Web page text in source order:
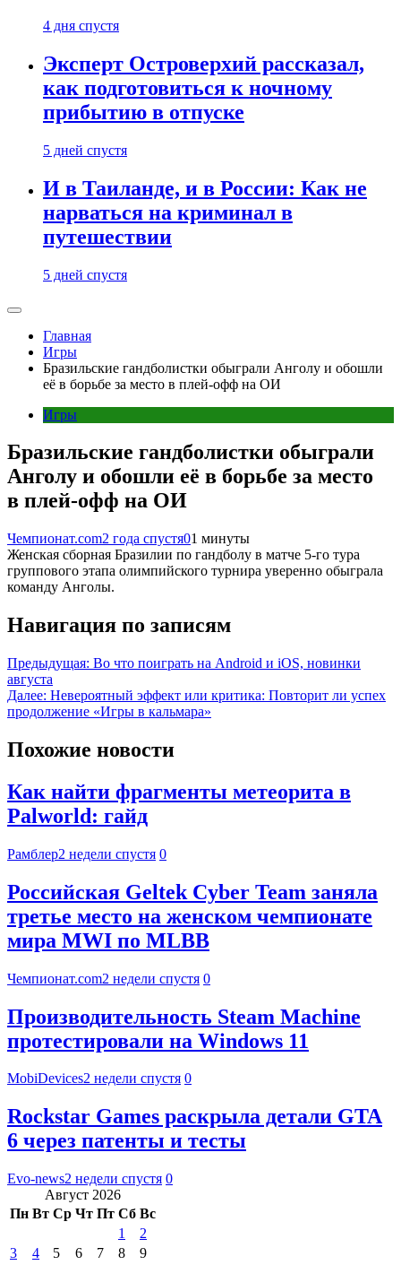
4 дня спустя
Эксперт Островерхий рассказал,
как подготовиться к ночному
прибытию в отпуске
5 дней спустя
И в Таиланде, и в России: Как не
нарваться на криминал в
путешествии
5 дней спустя
Главная
Игры
Бразильские гандболистки обыграли Анголу и обошли
её в борьбе за место в плей-офф на ОИ
Игры
Бразильские гандболистки обыграли
Анголу и обошли её в борьбе за место
в плей-офф на ОИ
Чемпионат.com2 года спустя01 минуты
Женская сборная Бразилии по гандболу в матче 5-го тура
группового этапа олимпийского турнира уверенно обыграла
команду Анголы.
Навигация по записям
Предыдущая: Во что поиграть на Android и iOS, новинки
августа
Далее: Невероятный эффект или критика: Повторит ли успех
продолжение «Игры в кальмара»
Похожие новости
Как найти фрагменты метеорита в
Palworld: гайд
Рамблер2 недели спустя 0
Российская Geltek Cyber Team заняла
третье место на женском чемпионате
мира MWI по MLBB
Чемпионат.com2 недели спустя 0
Производительность Steam Machine
протестировали на Windows 11
MobiDevices2 недели спустя 0
Rockstar Games раскрыла детали GTA
6 через патенты и тесты
Evo-news2 недели спустя 0
Август 2026
Пн Вт Ср Чт Пт Сб Вс
1
2
3
4 5 6 7 8 9